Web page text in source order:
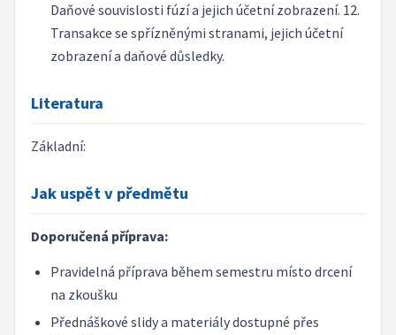
Daňové souvislosti fúzí a jejich účetní zobrazení. 12.
Transakce se spřízněnými stranami, jejich účetní
zobrazení a daňové důsledky.
Literatura
Základní:
Jak uspět v předmětu
Doporučená příprava:
Pravidelná příprava během semestru místo drcení
na zkoušku
Přednáškové slidy a materiály dostupné přes